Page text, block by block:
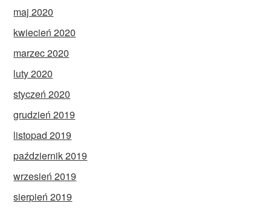
maj 2020
kwiecień 2020
marzec 2020
luty 2020
styczeń 2020
grudzień 2019
listopad 2019
październik 2019
wrzesień 2019
sierpień 2019